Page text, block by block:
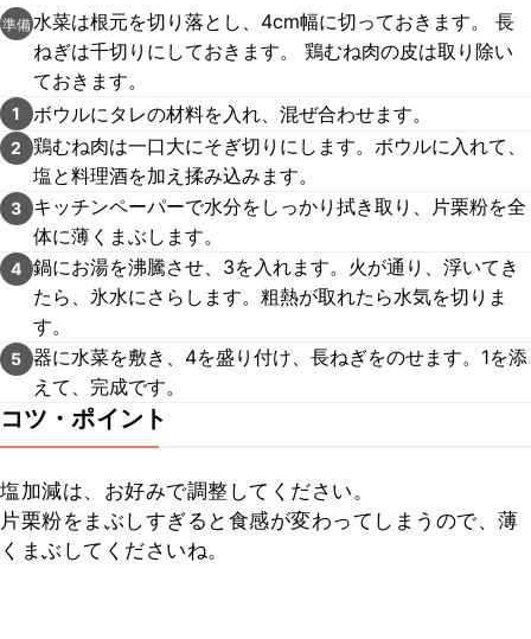
準備水菜は根元を切り落とし、4cm幅に切っておきます。 長
ねぎは千切りにしておきます。 鶏むね肉の皮は取り除い
ておきます。
1 ボウルにタレの材料を入れ、混ぜ合わせます。
2
鶏むね肉は一口大にそぎ切りにします。ボウルに入れて、
塩と料理酒を加え揉み込みます。
3
キッチンペーパーで水分をしっかり拭き取り、片栗粉を全
体に薄くまぶします。
4 鍋にお湯を沸騰させ、3を入れます。火が通り、浮いてき
たら、氷水にさらします。粗熱が取れたら水気を切りま
す。
5 器に水菜を敷き、4を盛り付け、長ねぎをのせます。1を添
えて、完成です。
コツ・ポイント
塩加減は、お好みで調整してください。
片栗粉をまぶしすぎると食感が変わってしまうので、薄
くまぶしてくださいね。